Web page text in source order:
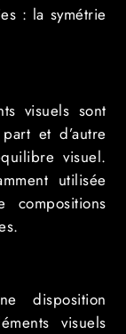
: la symétrie
visuels sont
et d’autre
visuel.
utilisée
disposition
visuels